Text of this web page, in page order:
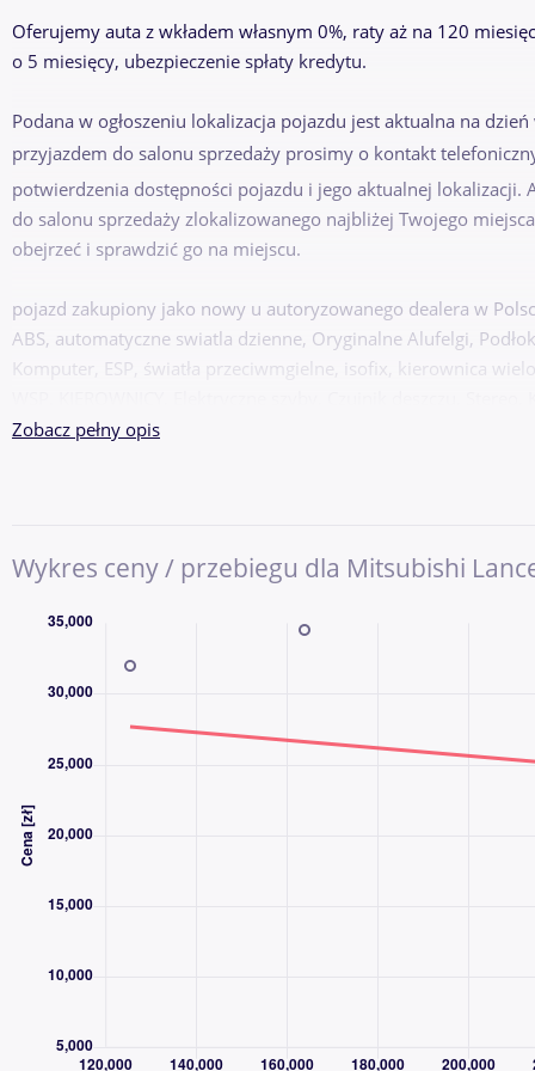
Oferujemy auta z wkładem własnym 0%, raty aż na 120
o 5 miesięcy, ubezpieczenie spłaty kredytu.
Podana w ogłoszeniu lokalizacja pojazdu jest aktualna na
przyjazdem do salonu sprzedaży prosimy o kontakt
potwierdzenia dostępności pojazdu i jego aktualnej lokalizacji.
do salonu sprzedaży zlokalizowanego najbliżej Twojego
obejrzeć i sprawdzić go na miejscu.
pojazd zakupiony jako nowy u autoryzowanego dealera w
ABS, automatyczne swiatla dzienne, Oryginalne Alufelgi,
Komputer, ESP, światła przeciwmgielne, isofix, kierownica
DZWOŃ CODZIENNIE OD 8:00 DO 21:00 - NAWET W
używanych w Europie Środkowej. Od ponad 30 lat
Kupując samochód w AAA AUTO, wybierasz sprawdzoną
wybór aut dostępnych od ręki. Każdy pojazd przechodzi
informacje o samochodzie, możliwościach finansowania oraz
ochrony.
CO ZYSKUJESZ, KUPUJĄC W AAA AUTO?
✔ Miliony obsłużonych klientów w Europie
✔ Dożywotnia gwarancja legalnego pochodzenia pojazdu
✔ Program „10 dni na wymianę auta bez podania przyczyny”
Zobacz pełny opis
Wykres ceny / przebiegu dla Mitsubishi